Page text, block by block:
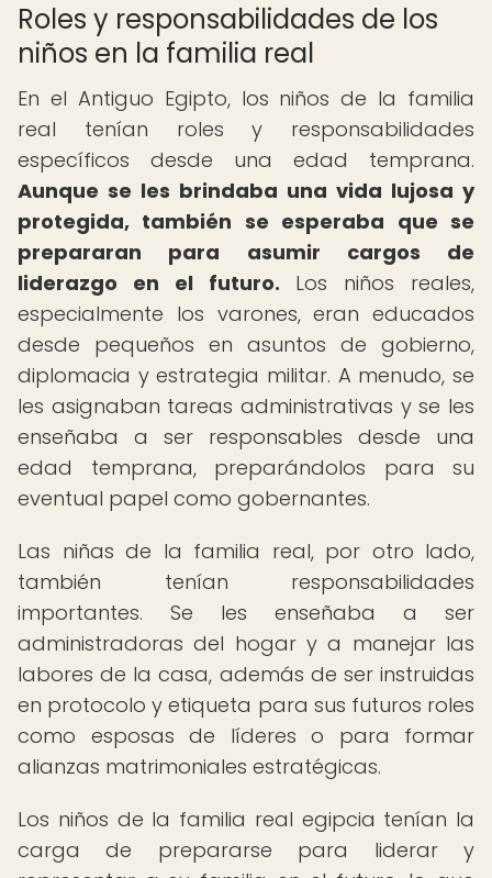
Roles y responsabilidades de los
niños en la familia real
En el Antiguo Egipto, los niños de la familia
real tenían roles y responsabilidades
específicos desde una edad temprana.
Aunque se les brindaba una vida lujosa y
protegida, también se esperaba que se
prepararan para asumir cargos de
liderazgo en el futuro. Los niños reales,
especialmente los varones, eran educados
desde pequeños en asuntos de gobierno,
diplomacia y estrategia militar. A menudo, se
les asignaban tareas administrativas y se les
enseñaba a ser responsables desde una
edad temprana, preparándolos para su
eventual papel como gobernantes.
Las niñas de la familia real, por otro lado,
también tenían responsabilidades
importantes. Se les enseñaba a ser
administradoras del hogar y a manejar las
labores de la casa, además de ser instruidas
en protocolo y etiqueta para sus futuros roles
como esposas de líderes o para formar
alianzas matrimoniales estratégicas.
Los niños de la familia real egipcia tenían la
carga de prepararse para liderar y